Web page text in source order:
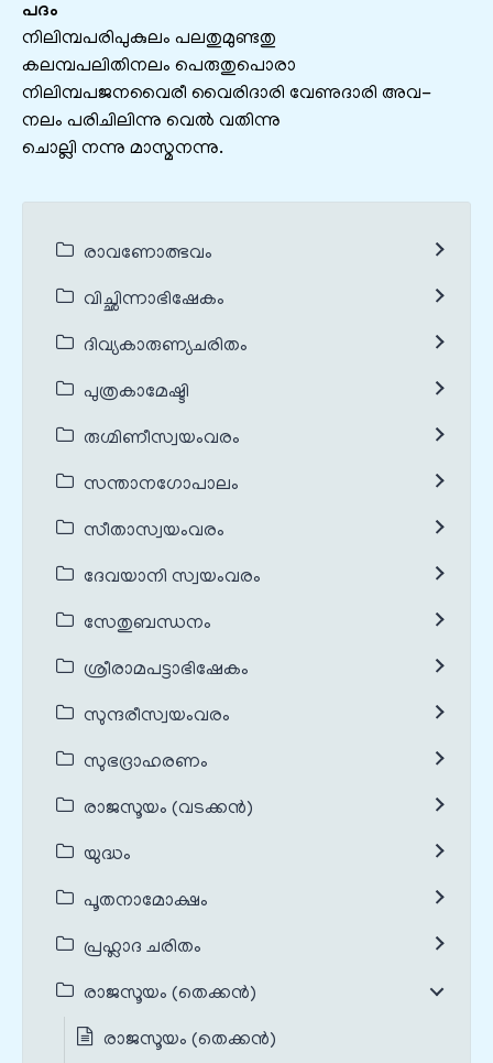
പദം
നിലിമ്പപരിപുകുലം പലതുമുണ്ടതു
കലമ്പപലിതിനലം പെരുതുപൊരാ
നിലിമ്പപജനവൈരീ വൈരിദാരി വേണുദാരി അവ-
നലം പരിചിലിന്നു വെൽ വതിന്നു
ചൊല്ലി നന്നു മാസ്മനന്നു.
രാവണോത്ഭവം
വിച്ഛിന്നാഭിഷേകം
ദിവ്യകാരുണ്യചരിതം
പുത്രകാമേഷ്ടി
രുഗ്മിണീസ്വയംവരം
സന്താനഗോപാലം
സീതാസ്വയംവരം
ദേവയാനി സ്വയംവരം
സേതുബന്ധനം
ശ്രീരാമപട്ടാഭിഷേകം
സുന്ദരീസ്വയംവരം
സുഭദ്രാഹരണം
രാജസൂയം (വടക്കൻ)
യുദ്ധം
പൂതനാമോക്ഷം
പ്രഹ്ലാദ ചരിതം
രാജസൂയം (തെക്കൻ)
രാജസൂയം (തെക്കൻ)